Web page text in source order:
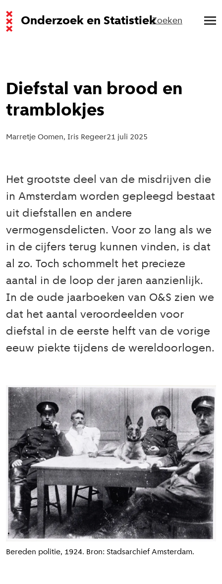
Onderzoek en StatistiekZoeken
Diefstal van brood en
tramblokjes
Marretje Oomen, Iris Regeer21 juli 2025
Het grootste deel van de misdrijven die
in Amsterdam worden gepleegd bestaat
uit diefstallen en andere
vermogensdelicten. Voor zo lang als we
in de cijfers terug kunnen vinden, is dat
al zo. Toch schommelt het precieze
aantal in de loop der jaren aanzienlijk.
In de oude jaarboeken van O&S zien we
dat het aantal veroordeelden voor
diefstal in de eerste helft van de vorige
eeuw piekte tijdens de wereldoorlogen.
Bereden politie, 1924. Bron: Stadsarchief Amsterdam.